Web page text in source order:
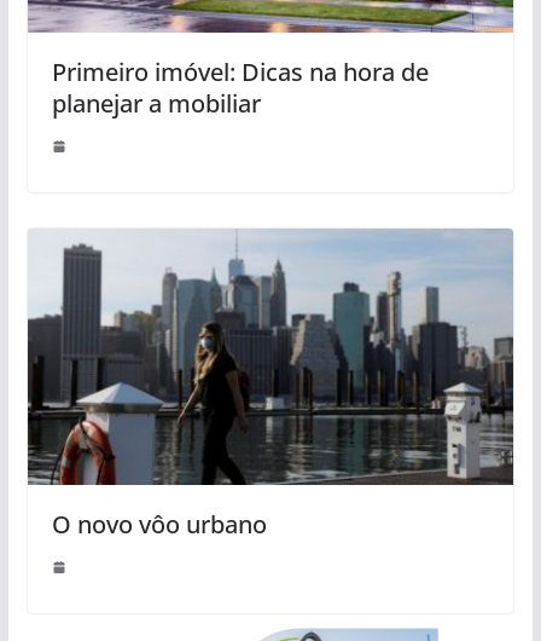
Primeiro imóvel: Dicas na hora de
planejar a mobiliar
O novo vôo urbano